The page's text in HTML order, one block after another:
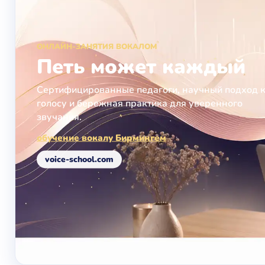
ОНЛАЙН-ЗАНЯТИЯ ВОКАЛОМ
Петь может каждый
Сертифицированные педагоги, научный подход к
голосу и бережная практика для уверенного
звучания.
обучение вокалу Бирмингем
voice-school.com